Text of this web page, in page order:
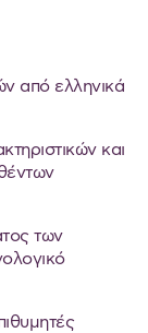
από ελληνικά
και
των